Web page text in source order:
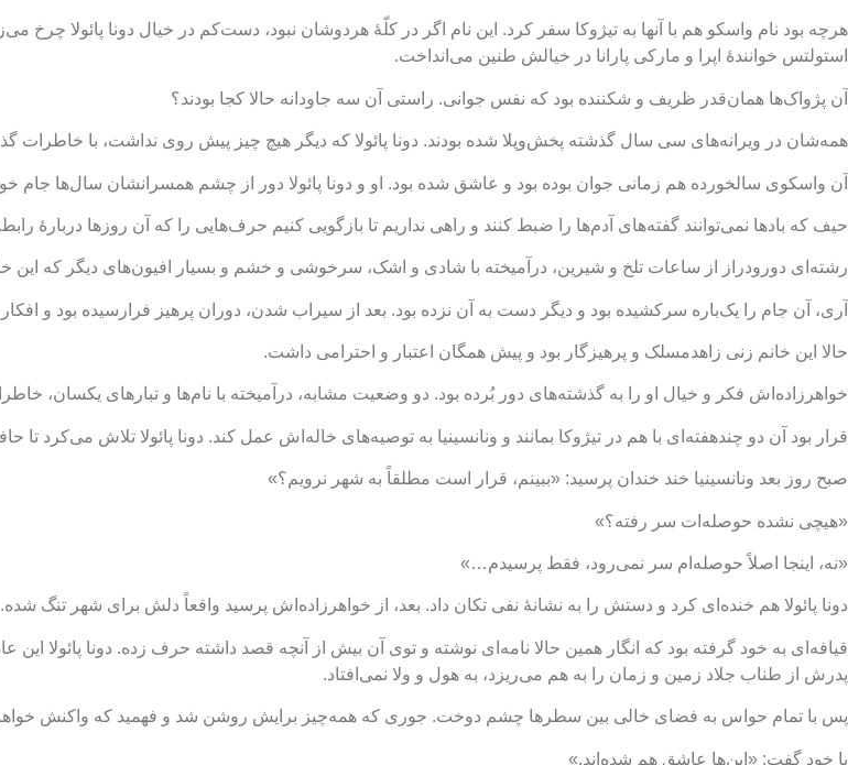
هرچه بود نام واسکو هم با آنها به تیژوکا سفر کرد. این نام اگر در کلّۀ هردوشان نبود، دست‌کم در خیال دونا پائولا چرخ
استولتس خوانندۀ اپرا و مارکی پارانا در خیالش طنین می‌انداخت.
آن پژواک‌ها همان‌قدر ظریف و شکننده بود که نفس جوانی. راستی آن سه جاودانه حالا کجا بودند؟
همه‌شان در ویرانه‌های سی سال گذشته پخش‌وپلا شده بودند. دونا پائولا که دیگر هیچ چیز پیش روی نداشت، با خاطرات
آن واسکوی سالخورده هم زمانی جوان بوده بود و عاشق شده بود. او و دونا پائولا دور از چشم همسرانشان سال‌ها جام
حیف که بادها نمی‌توانند گفته‌های آدم‌ها را ضبط کنند و راهی نداریم تا بازگویی کنیم حرف‌هایی را که آن روزها دربارۀ
رشته‌ای دورودراز از ساعات تلخ و شیرین، درآمیخته با شادی و اشک، سرخوشی و خشم و بسیار افیون‌های دیگر که این
آری، آن جام را یک‌باره سرکشیده بود و دیگر دست به آن نزده بود. بعد از سیراب شدن، دوران پرهیز فرارسیده بود و
حالا این خانم زنی زاهدمسلک و پرهیزگار بود و پیش همگان اعتبار و احترامی داشت.
خواهرزاده‌اش فکر و خیال او را به گذشته‌های دور بُرده بود. دو وضعیت مشابه، درآمیخته با نام‌ها و تبارهای یکسان،
قرار بود آن دو چندهفته‌ای با هم در تیژوکا بمانند و ونانسینیا به توصیه‌های خاله‌اش عمل کند. دونا پائولا تلاش
صبح روز بعد ونانسینیا خند خندان پرسید: «ببینم، قرار است مطلقاً به شهر نرویم؟»
«هیچی نشده حوصله‌ات سر رفته؟»
«نه، اینجا اصلاً حوصله‌ام سر نمی‌رود، فقط پرسیدم…»
دونا پائولا هم خنده‌ای کرد و دستش را به نشانۀ نفی تکان داد. بعد، از خواهرزاده‌اش پرسید واقعاً دلش برای شهر تنگ
قیافه‌ای به خود گرفته بود که انگار همین حالا نامه‌ای نوشته و توی آن بیش از آنچه قصد داشته حرف زده. دونا پائولا
پدرش از طناب جلاد زمین و زمان را به هم می‌ریزد، به هول و ولا نمی‌افتاد.
پس با تمام حواس به فضای خالی بین سطرها چشم دوخت. جوری که همه‌چیز برایش روشن شد و فهمید که واکنش
با خود گفت: «این‌ها عاشق هم شده‌اند.»